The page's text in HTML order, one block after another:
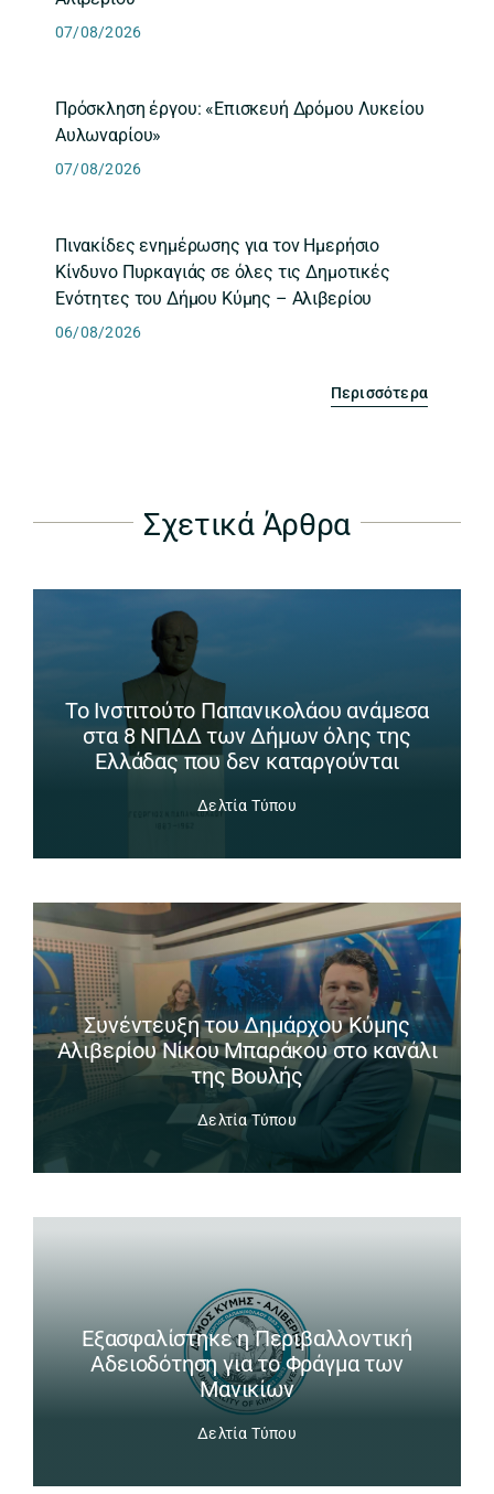
07/08/2026
Πρόσκληση έργου: «Επισκευή Δρόμου Λυκείου
Αυλωναρίου»
07/08/2026
Πινακίδες ενημέρωσης για τον Ημερήσιο
Κίνδυνο Πυρκαγιάς σε όλες τις Δημοτικές
Ενότητες του Δήμου Κύμης – Αλιβερίου
06/08/2026
Περισσότερα
Σχετικά Άρθρα
Το Ινστιτούτο Παπανικολάου ανάμεσα
στα 8 ΝΠΔΔ των Δήμων όλης της
Ελλάδας που δεν καταργούνται
Δελτία Τύπου
Συνέντευξη του Δημάρχου Κύμης
Αλιβερίου Νίκου Μπαράκου στο κανάλι
της Βουλής
Δελτία Τύπου
Εξασφαλίστηκε η Περιβαλλοντική
Αδειοδότηση για το Φράγμα των
Μανικίων
Δελτία Τύπου